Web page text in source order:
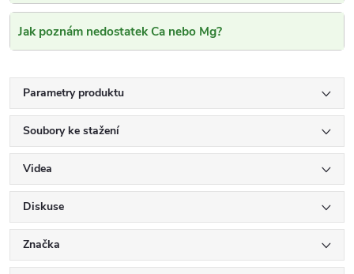
Jak poznám nedostatek Ca nebo Mg?
Parametry produktu
Soubory ke stažení
Videa
Diskuse
Značka